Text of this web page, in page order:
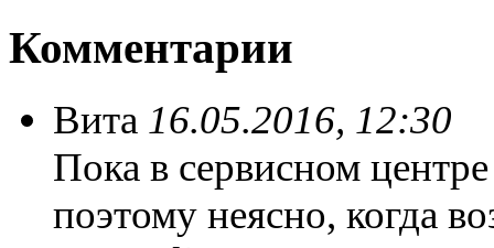
Комментарии
Вита 16.05.2016, 12:30
Пока в сервисном
поэтому неясно, когда